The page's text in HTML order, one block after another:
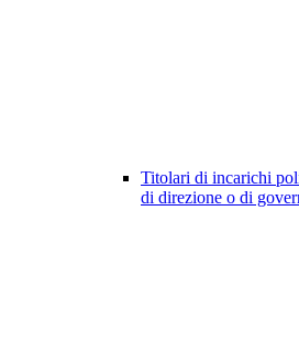
Titolari di incarichi
di direzione o di